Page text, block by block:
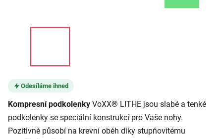
Odesíláme ihned
Kompresní podkolenky VoXX® LITHE jsou slabé a tenké
podkolenky se speciální konstrukcí pro Vaše nohy.
Pozitivně působí na krevní oběh díky stupňovitému